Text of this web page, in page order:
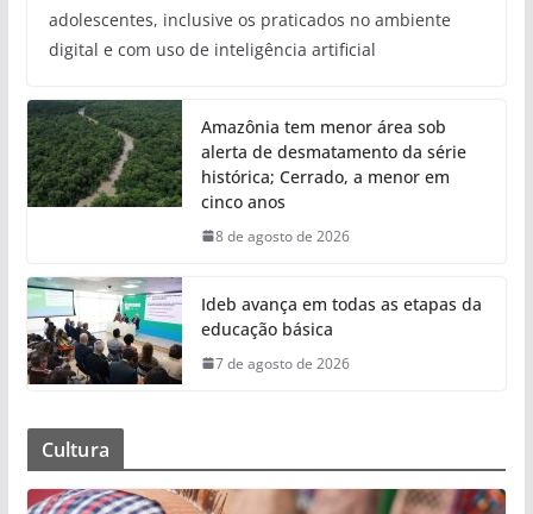
adolescentes, inclusive os praticados no ambiente
digital e com uso de inteligência artificial
Amazônia tem menor área sob
alerta de desmatamento da série
histórica; Cerrado, a menor em
cinco anos
8 de agosto de 2026
Ideb avança em todas as etapas da
educação básica
7 de agosto de 2026
Cultura